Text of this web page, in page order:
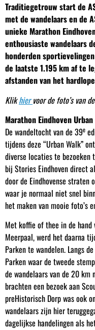
Traditiegetrouw start de
met de wandelaars en de
unieke Marathon
enthousiaste wandelaars
honderden
de laatste 1.195 km af te
afstanden van het
Klikhiervoor de foto’s van
Marathon Eindhoven Urban
De wandeltocht van de 39e
tijdens deze “Urban Walk”
diverse locaties te
bij Stories Eindhoven direct
door de Eindhovense straten
waar je normaal niet snel
het maken van mooie foto’s
Met koffie of thee in de
Meerpaal, werd het daarna
Parken te wandelen. Langs
Parken waar de tweede
de wandelaars van de 20 km
brachten een bezoek aan
preHistorisch Dorp was ook
wandelaars zijn hier
dagelijkse handelingen als